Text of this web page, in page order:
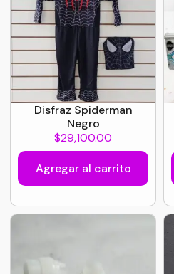
Disfraz Spiderman
Negro
$29,100.00
Agregar al carrito